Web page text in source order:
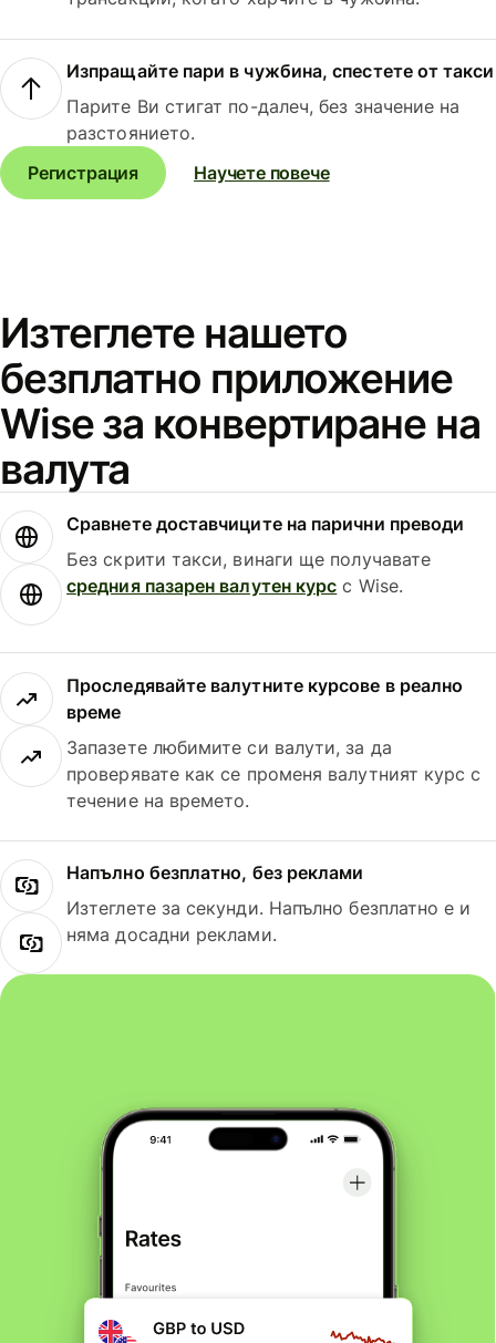
Изпращайте пари в чужбина, спестете от такси
Парите Ви стигат по-далеч, без значение на
разстоянието.
Регистрация
Научете повече
Изтеглете нашето
безплатно приложение
Wise за конвертиране на
валута
Сравнете доставчиците на парични преводи
Без скрити такси, винаги ще получавате
средния пазарен валутен курс с Wise.
Проследявайте валутните курсове в реално
време
Запазете любимите си валути, за да
проверявате как се променя валутният курс с
течение на времето.
Напълно безплатно, без реклами
Изтеглете за секунди. Напълно безплатно е и
няма досадни реклами.